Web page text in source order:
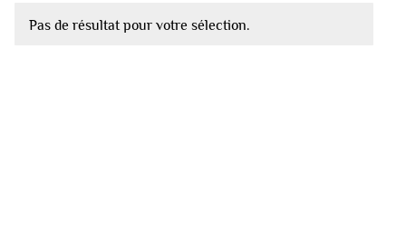
Pas de résultat pour votre sélection.